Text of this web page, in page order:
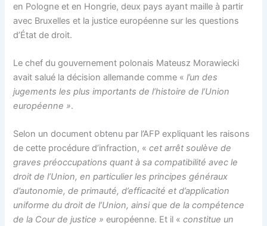
en Pologne et en Hongrie, deux pays ayant maille à partir
avec Bruxelles et la justice européenne sur les questions
d’État de droit.
Le chef du gouvernement polonais Mateusz Morawiecki
avait salué la décision allemande comme «l’un des
jugements les plus importants de l’histoire de l’Union
européenne ».
Selon un document obtenu par l’AFP expliquant les raisons
de cette procédure d’infraction, «cet arrêt soulève de
graves préoccupations quant à sa compatibilité avec le
droit de l’Union, en particulier les principes généraux
d’autonomie, de primauté, d’efficacité et d’application
uniforme du droit de l’Union, ainsi que de la compétence
de la Cour de justice » européenne. Et il «constitue un